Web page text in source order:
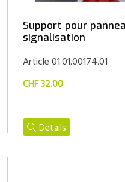
Support pour
signalisation
Article 01.01.00174.01
CHF 32.00
Details